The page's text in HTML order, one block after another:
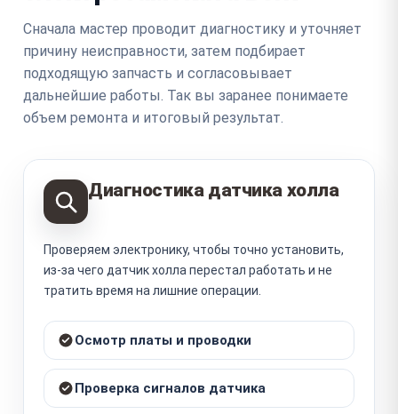
Сначала мастер проводит диагностику и уточняет
причину неисправности, затем подбирает
подходящую запчасть и согласовывает
дальнейшие работы. Так вы заранее понимаете
объем ремонта и итоговый результат.
Диагностика датчика холла
Проверяем электронику, чтобы точно установить,
из-за чего датчик холла перестал работать и не
тратить время на лишние операции.
Осмотр платы и проводки
Проверка сигналов датчика